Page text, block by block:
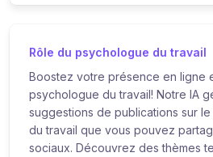
Rôle du psychologue du travail
Boostez votre présence en ligne
psychologue du travail! Notre IA
suggestions de publications sur
du travail que vous pouvez
sociaux. Découvrez des thèmes